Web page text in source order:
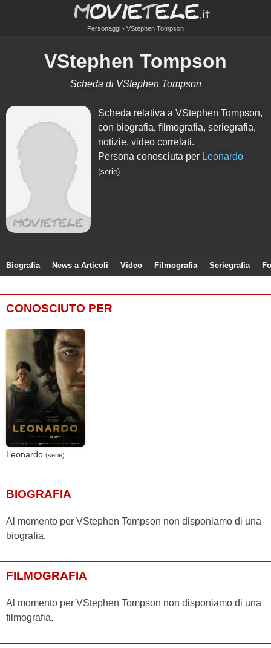
Personaggi VStephen Tompson
VStephen Tompson
Scheda di VStephen Tompson
Scheda relativa a VStephen Tompson,
con biografia, filmografia, seriegrafia,
notizie, video correlati.
Persona conosciuta per Leonardo
(serie)
Biografia News a Articoli Video Filmografia Seriegrafia
CONOSCIUTO PER
Leonardo (serie)
BIOGRAFIA
Al momento per VStephen Tompson non disponiamo di una
biografia.
FILMOGRAFIA
Al momento per VStephen Tompson non disponiamo di una
filmografia.